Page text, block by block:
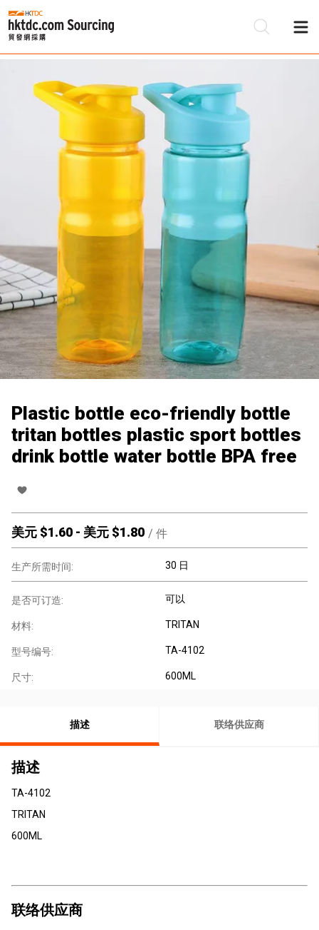
Plastic bottle eco-friendly bottle
tritan bottles plastic sport bottles
drink bottle water bottle BPA free
美元 $1.60 - 美元 $1.80 / 件
生产所需时间: 30 日
是否可订造: 可以
材料: TRITAN
型号编号: TA-4102
尺寸: 600ML
描述 联络供应商
描述
TA-4102
TRITAN
600ML
联络供应商